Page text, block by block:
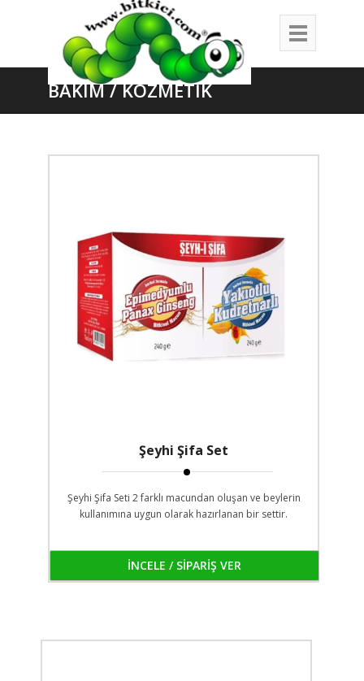
BAKIM / KOZMETİK
Şeyhi Şifa Set
Şeyhi Şifa Seti 2 farklı macundan oluşan ve beylerin
kullanımına uygun olarak hazırlanan bir settir.
İNCELE / SİPARİŞ VER